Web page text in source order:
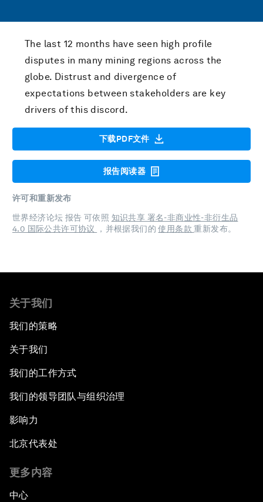
The last 12 months have seen high profile
disputes in many mining regions across the
globe. Distrust and divergence of
expectations between stakeholders are key
drivers of this discord.
下载PDF文件
报告阅读器
许可和重新发布
世界经济论坛 报告 可依照 知识共享 署名-非商业性-非衍生品
4.0 国际公共许可协议
，并根据我们的使用条款重新发布。
关于我们
我们的策略
关于我们
我们的工作方式
我们的领导团队与组织治理
影响力
北京代表处
更多内容
中心